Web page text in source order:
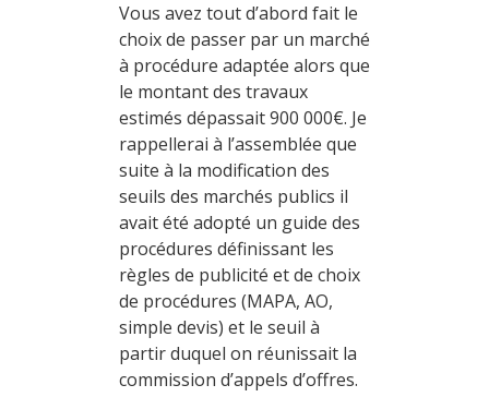
Vous avez tout d’abord fait le
choix de passer par un marché
à procédure adaptée alors que
le montant des travaux
estimés dépassait 900 000€. Je
rappellerai à l’assemblée que
suite à la modification des
seuils des marchés publics il
avait été adopté un guide des
procédures définissant les
règles de publicité et de choix
de procédures (MAPA, AO,
simple devis) et le seuil à
partir duquel on réunissait la
commission d’appels d’offres.